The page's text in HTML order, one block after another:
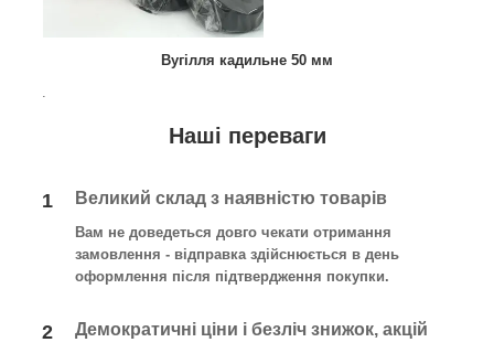
Вугілля кадильне 50 мм
.
Наші переваги
1 Великий склад з наявністю товарів
Вам не доведеться довго чекати отримання
замовлення - відправка здійснюється в день
оформлення після підтвердження покупки.
2 Демократичні ціни і безліч знижок, акцій